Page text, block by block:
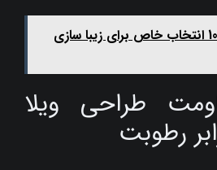
گیاهان روف گاردن؛ 10 انتخاب خاص برای زیبا سازی
طراحی ویلا
رطوبت